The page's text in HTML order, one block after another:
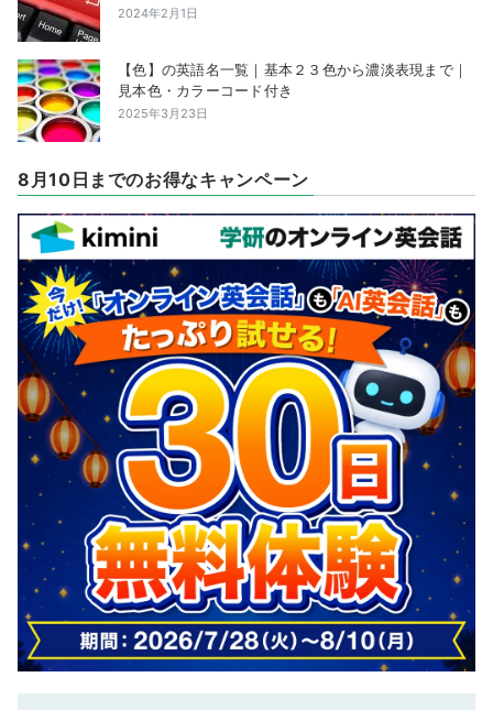
2024年2月1日
【色】の英語名一覧｜基本２３色から濃淡表現まで｜
見本色・カラーコード付き
2025年3月23日
8月10日までのお得なキャンペーン